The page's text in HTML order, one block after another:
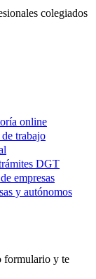
colegiados
online
trabajo
DGT
empresas
y autónomos
formulario y te